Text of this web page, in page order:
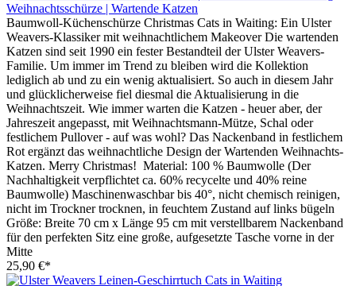
Weihnachtsschürze | Wartende Katzen
Baumwoll-Küchenschürze Christmas Cats in Waiting: Ein Ulster
Weavers-Klassiker mit weihnachtlichem Makeover Die wartenden
Katzen sind seit 1990 ein fester Bestandteil der Ulster Weavers-
Familie. Um immer im Trend zu bleiben wird die Kollektion
lediglich ab und zu ein wenig aktualisiert. So auch in diesem Jahr
und glücklicherweise fiel diesmal die Aktualisierung in die
Weihnachtszeit. Wie immer warten die Katzen - heuer aber, der
Jahreszeit angepasst, mit Weihnachtsmann-Mütze, Schal oder
festlichem Pullover - auf was wohl? Das Nackenband in festlichem
Rot ergänzt das weihnachtliche Design der Wartenden Weihnachts-
Katzen. Merry Christmas! Material: 100 % Baumwolle (Der
Nachhaltigkeit verpflichtet ca. 60% recycelte und 40% reine
Baumwolle) Maschinenwaschbar bis 40°, nicht chemisch reinigen,
nicht im Trockner trocknen, in feuchtem Zustand auf links bügeln
Größe: Breite 70 cm x Länge 95 cm mit verstellbarem Nackenband
für den perfekten Sitz eine große, aufgesetzte Tasche vorne in der
Mitte
25,90 €*